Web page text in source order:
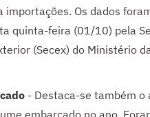
importações. Os dados
quinta-feira (01/10) pela
(Secex) do Ministério
- Destaca-se também o